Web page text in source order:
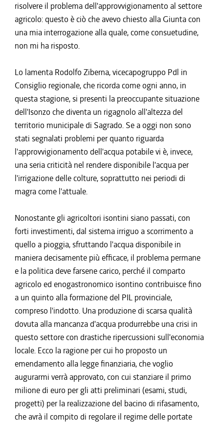
risolvere il problema dell'approvvigionamento al settore
agricolo: questo è ciò che avevo chiesto alla Giunta con
una mia interrogazione alla quale, come consuetudine,
non mi ha risposto.
Lo lamenta Rodolfo Ziberna, vicecapogruppo Pdl in
Consiglio regionale, che ricorda come ogni anno, in
questa stagione, si presenti la preoccupante situazione
dell'Isonzo che diventa un rigagnolo all'altezza del
territorio municipale di Sagrado. Se a oggi non sono
stati segnalati problemi per quanto riguarda
l'approvvigionamento dell'acqua potabile vi è, invece,
una seria criticità nel rendere disponibile l'acqua per
l'irrigazione delle colture, soprattutto nei periodi di
magra come l'attuale.
Nonostante gli agricoltori isontini siano passati, con
forti investimenti, dal sistema irriguo a scorrimento a
quello a pioggia, sfruttando l'acqua disponibile in
maniera decisamente più efficace, il problema permane
e la politica deve farsene carico, perché il comparto
agricolo ed enogastronomico isontino contribuisce fino
a un quinto alla formazione del PIL provinciale,
compreso l'indotto. Una produzione di scarsa qualità
dovuta alla mancanza d'acqua produrrebbe una crisi in
questo settore con drastiche ripercussioni sull'economia
locale. Ecco la ragione per cui ho proposto un
emendamento alla legge finanziaria, che voglio
augurarmi verrà approvato, con cui stanziare il primo
milione di euro per gli atti preliminari (esami, studi,
progetti) per la realizzazione del bacino di rifasamento,
che avrà il compito di regolare il regime delle portate